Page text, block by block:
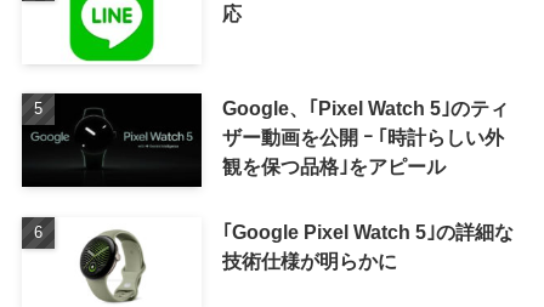
応
Google、｢Pixel Watch 5｣のティ
ザー動画を公開 ｰ ｢時計らしい外
観を保つ品格｣をアピール
｢Google Pixel Watch 5｣の詳細な
技術仕様が明らかに